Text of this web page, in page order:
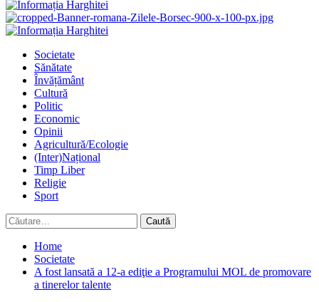
Primary
Societate
Sănătate
Învățământ
Cultură
Politic
Economic
Opinii
Agricultură/Ecologie
(Inter)Național
Timp Liber
Religie
Sport
Caută
după:
Home
Societate
A fost lansată a 12-a ediţie a Programului MOL de promovare
a tinerelor talente